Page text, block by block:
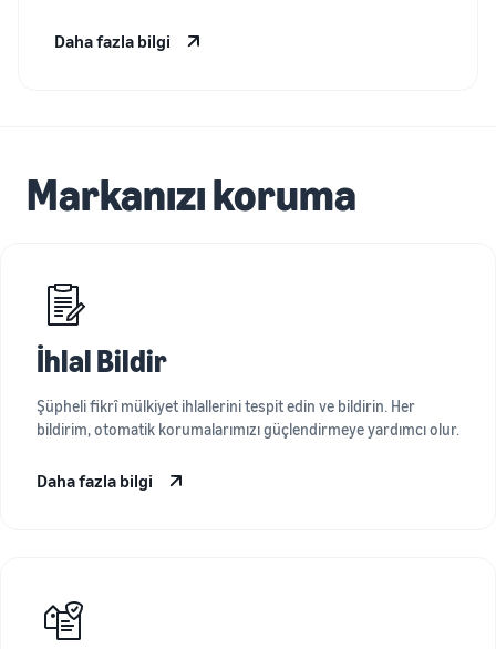
Daha fazla bilgi
Markanızı koruma
İhlal Bildir
Şüpheli fikrî mülkiyet ihlallerini tespit edin ve bildirin. Her
bildirim, otomatik korumalarımızı güçlendirmeye yardımcı olur.
Daha fazla bilgi